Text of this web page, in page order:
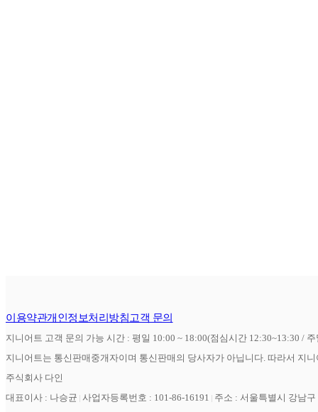
이용약관개인정보처리방침고객 문의
지니어트 고객 문의 가능 시간 : 평일 10:00 ~ 18:00(점심시간 12:30~13:30 /
지니어트는 통신판매중개자이며 통신판매의 당사자가 아닙니다. 따라서 지
주식회사 다인
대표이사 : 나승균 사업자등록번호 : 101-86-16191
주소 : 서울특별시 강남